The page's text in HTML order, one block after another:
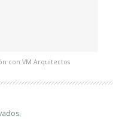
con VM Arquitectos